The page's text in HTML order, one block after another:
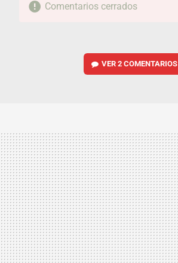
Comentarios cerrados
VER2 COMENTARIOS